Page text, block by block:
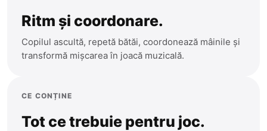
Ritm și coordonare.
Copilul ascultă, repetă bătăi, coordonează mâinile și
transformă mișcarea în joacă muzicală.
CE CONȚINE
Tot ce trebuie pentru joc.